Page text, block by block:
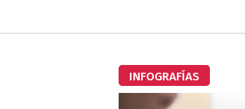
INFOGRAFÍAS